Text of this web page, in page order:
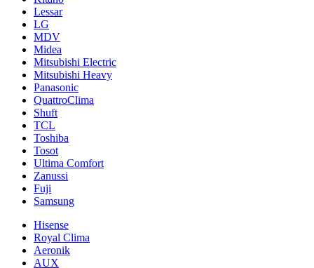
Lessar
LG
MDV
Midea
Mitsubishi Electric
Mitsubishi Heavy
Panasonic
QuattroClima
Shuft
TCL
Toshiba
Tosot
Ultima Comfort
Zanussi
Fuji
Samsung
Hisense
Royal Clima
Aeronik
AUX